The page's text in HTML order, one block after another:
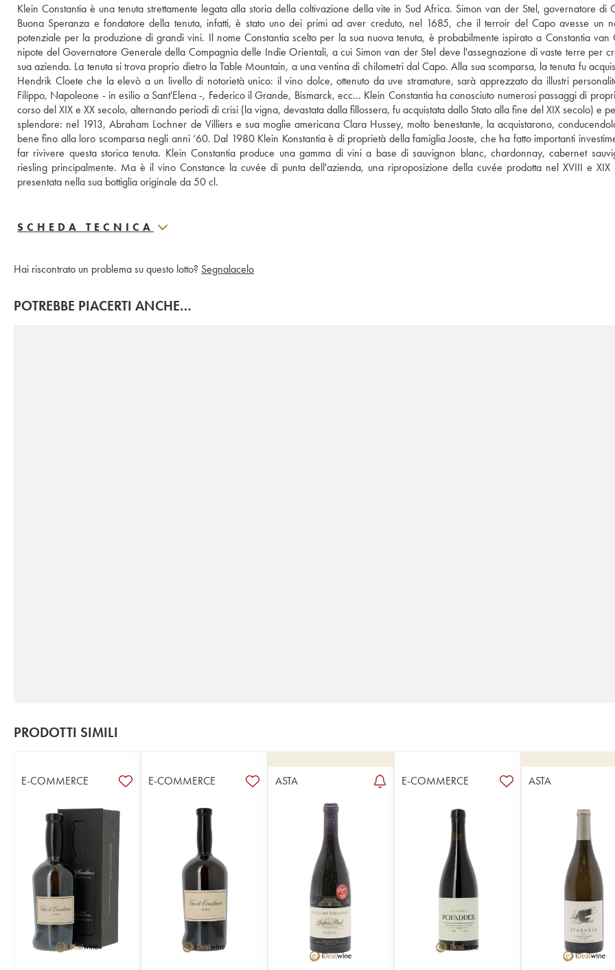
Klein Constantia è una tenuta strettamente legata alla storia della coltivazione della vite in Sud Africa. Simon van der Stel, governatore di
Buona Speranza e fondatore della tenuta, infatti, è stato uno dei primi ad aver creduto, nel 1685, che il terroir del Capo avesse un
potenziale per la produzione di grandi vini. Il nome Constantia scelto per la sua nuova tenuta, è probabilmente ispirato a Constantia van
nipote del Governatore Generale della Compagnia delle Indie Orientali, a cui Simon van der Stel deve l'assegnazione di vaste terre per
sua azienda. La tenuta si trova proprio dietro la Table Mountain, a una ventina di chilometri dal Capo. Alla sua scomparsa, la tenuta fu
Hendrik Cloete che la elevò a un livello di notorietà unico: il vino dolce, ottenuto da uve stramature, sarà apprezzato da illustri
Filippo, Napoleone - in esilio a Sant'Elena -, Federico il Grande, Bismarck, ecc… Klein Constantia ha conosciuto numerosi passaggi di
corso del XIX e XX secolo, alternando periodi di crisi (la vigna, devastata dalla fillossera, fu acquistata dallo Stato alla fine del XIX secolo) e
splendore: nel 1913, Abraham Lochner de Villiers e sua moglie americana Clara Hussey, molto benestante, la acquistarono,
bene fino alla loro scomparsa negli anni ‘60. Dal 1980 Klein Konstantia è di proprietà della famiglia Jooste, che ha fatto importanti
far rivivere questa storica tenuta. Klein Constantia produce una gamma di vini a base di sauvignon blanc, chardonnay, cabernet
riesling principalmente. Ma è il vino Constance la cuvée di punta dell'azienda, una riproposizione della cuvée prodotta nel XVIII e XIX
presentata nella sua bottiglia originale da 50 cl.
SCHEDA TECNICA
Hai riscontrato un problema su questo lotto? Segnalacelo
POTREBBE PIACERTI ANCHE…
PRODOTTI SIMILI
E-COMMERCE E-COMMERCE ASTA E-COMMERCE ASTA